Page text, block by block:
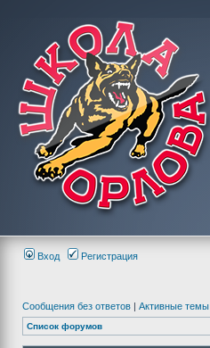
Вход Регистрация
Сообщения без ответов | Активные темы
Список форумов